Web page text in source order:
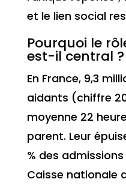
et le lien social
Pourquoi le
est-il central ?
En France, 9,3
aidants (chiffre
moyenne 22
parent. Leur
% des
Caisse nationale